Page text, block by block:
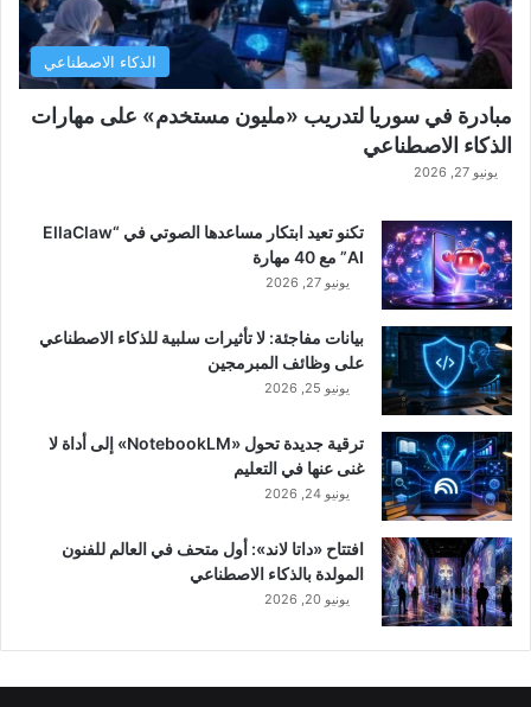
الذكاء الاصطناعي
مبادرة في سوريا لتدريب «مليون مستخدم» على مهارات
الذكاء الاصطناعي
يونيو 27, 2026
تكنو تعيد ابتكار مساعدها الصوتي في “EllaClaw
AI” مع 40 مهارة
يونيو 27, 2026
بيانات مفاجئة: لا تأثيرات سلبية للذكاء الاصطناعي
على وظائف المبرمجين
يونيو 25, 2026
ترقية جديدة تحول «NotebookLM» إلى أداة لا
غنى عنها في التعليم
يونيو 24, 2026
افتتاح «داتا لاند»: أول متحف في العالم للفنون
المولدة بالذكاء الاصطناعي
يونيو 20, 2026